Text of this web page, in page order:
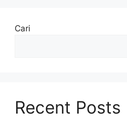
Cari
Recent Posts